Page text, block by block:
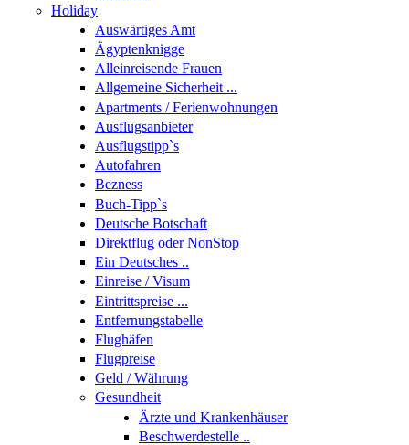
Holiday
Auswärtiges Amt
Ägyptenknigge
Alleinreisende Frauen
Allgemeine Sicherheit ...
Apartments / Ferienwohnungen
Ausflugsanbieter
Ausflugstipp`s
Autofahren
Bezness
Buch-Tipp`s
Deutsche Botschaft
Direktflug oder NonStop
Ein Deutsches ..
Einreise / Visum
Eintrittspreise ...
Entfernungstabelle
Flughäfen
Flugpreise
Geld / Währung
Gesundheit
Ärzte und Krankenhäuser
Beschwerdestelle ..